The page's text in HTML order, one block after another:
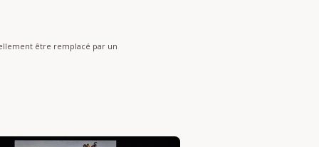
être remplacé par un